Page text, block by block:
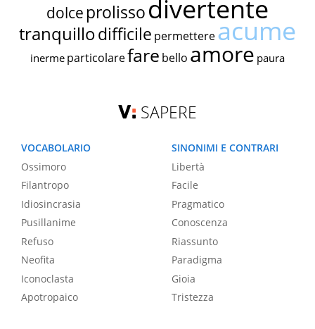
dolce prolissodivertente
tranquillodifficile permettereacume
inerme particolarefare bello amore paura
SAPERE
VOCABOLARIO
Ossimoro
Filantropo
Idiosincrasia
Pusillanime
Refuso
Neofita
Iconoclasta
Apotropaico
SINONIMI E CONTRARI
Libertà
Facile
Pragmatico
Conoscenza
Riassunto
Paradigma
Gioia
Tristezza